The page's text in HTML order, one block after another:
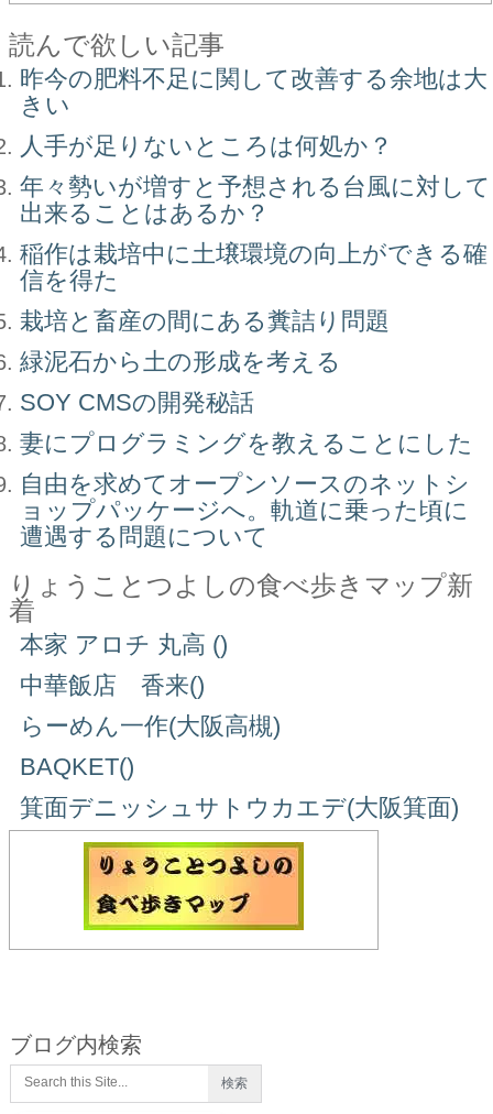
読んで欲しい記事
昨今の肥料不足に関して改善する余地は大
きい
人手が足りないところは何処か？
年々勢いが増すと予想される台風に対して
出来ることはあるか？
稲作は栽培中に土壌環境の向上ができる確
信を得た
栽培と畜産の間にある糞詰り問題
緑泥石から土の形成を考える
SOY CMSの開発秘話
妻にプログラミングを教えることにした
自由を求めてオープンソースのネットシ
ョップパッケージへ。軌道に乗った頃に
遭遇する問題について
りょうことつよしの食べ歩きマップ新
着
本家 アロチ 丸高 ()
中華飯店 香来()
らーめん一作(大阪高槻)
BAQKET()
箕面デニッシュサトウカエデ(大阪箕面)
ブログ内検索